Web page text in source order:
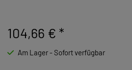
104,66 € *
Am Lager - Sofort verfügbar